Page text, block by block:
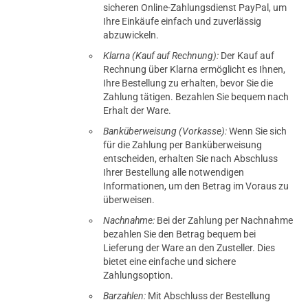
sicheren Online-Zahlungsdienst PayPal, um
Ihre Einkäufe einfach und zuverlässig
abzuwickeln.
Klarna (Kauf auf Rechnung): Der Kauf auf
Rechnung über Klarna ermöglicht es Ihnen,
Ihre Bestellung zu erhalten, bevor Sie die
Zahlung tätigen. Bezahlen Sie bequem nach
Erhalt der Ware.
Banküberweisung (Vorkasse):Wenn Sie sich
für die Zahlung per Banküberweisung
entscheiden, erhalten Sie nach Abschluss
Ihrer Bestellung alle notwendigen
Informationen, um den Betrag im Voraus zu
überweisen.
Nachnahme: Bei der Zahlung per Nachnahme
bezahlen Sie den Betrag bequem bei
Lieferung der Ware an den Zusteller. Dies
bietet eine einfache und sichere
Zahlungsoption.
Barzahlen: Mit Abschluss der Bestellung